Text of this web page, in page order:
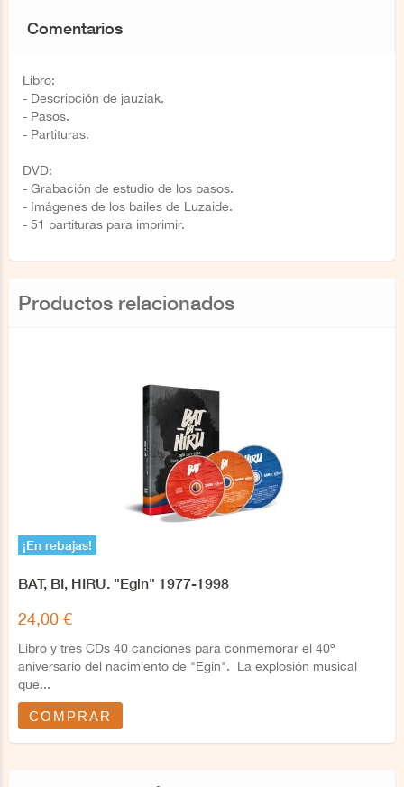
Comentarios
Libro:
- Descripción de jauziak.
- Pasos.
- Partituras.
DVD:
- Grabación de estudio de los pasos.
- Imágenes de los bailes de Luzaide.
- 51 partituras para imprimir.
Productos relacionados
¡En rebajas!
BAT, BI, HIRU. "Egin" 1977-1998
24,00 €
Libro y tres CDs 40 canciones para conmemorar el 40º
aniversario del nacimiento de "Egin". La explosión musical
que...
COMPRAR